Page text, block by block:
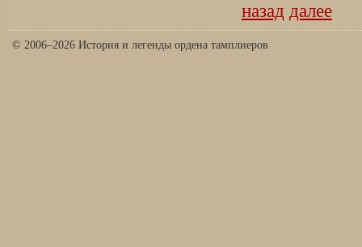
назад далее
© 2006–2026 История и легенды ордена тамплиеров